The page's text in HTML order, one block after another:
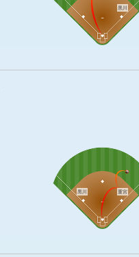
黒川
黒川 重宮